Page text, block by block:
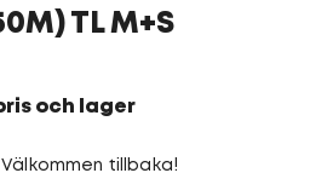
TL M+S
och lager
tillbaka!